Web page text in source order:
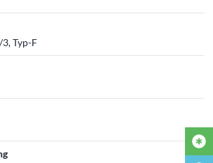
Typ-F